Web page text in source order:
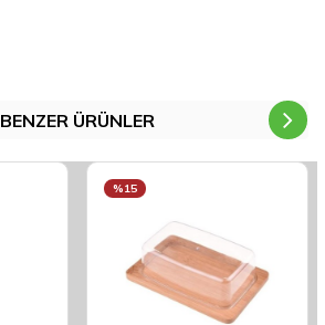
BENZER ÜRÜNLER
%15